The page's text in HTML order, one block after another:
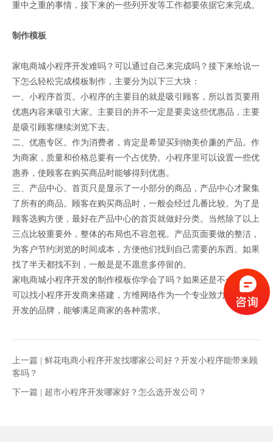
重中之重的事情，接下来的一些列开发等工作都要依据它来完成。
制作模板
家电商城小程序开发难吗？可以通过自己来完成吗？接下来给说一
下怎么轻松完成模板制作，主要分为以下三大块：
一、小程序首页。小程序的主要目的就是吸引顾客，所以首页要用
优惠内容来吸引大家。主要目的并不一定是要卖这些优惠品，主要
是吸引顾客继续浏览下去。
二、优惠专区。作为消费者，肯定是希望买到物美价廉的产品。作
为商家，质量和价格总要有一个占优势。小程序里可以设置一些优
惠券，使顾客在购买商品时能够得到优惠。
三、产品中心。首页只是显示了一小部分的商品，产品中心才聚集
了所有的商品。顾客在购买商品时，一般会经过几番比较。为了是
顾客选购方便，最好在产品中心的首页就做好分类。当然除了以上
三点比较重要外，整体的布局也不容忽视。产品页面要做的整洁，
为客户节约浏览的时间成本，方便他们找到自己需要的东西。如果
找了半天都找不到，一般是是不愿意多停留的。
家电商城小程序开发的制作模板你学会了吗？如果还是不会的话，
可以找小程序开发商来搭建，方维网络作为一个专业致力于小程序
开发的品牌，能够满足商家的各种需求。
上一篇 | 鲜花电商小程序开发找哪家公司好？开发小程序能带来顾
客吗？
下一篇 | 超市小程序开发哪家好？怎么选开发公司？